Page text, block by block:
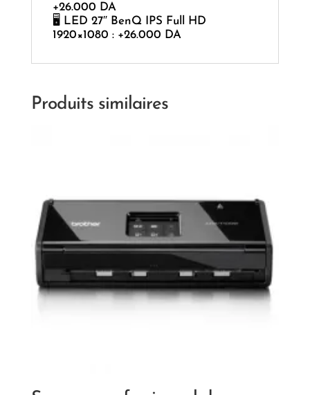
+26.000 DA
🖥️ LED 27″ BenQ IPS Full HD
1920×1080 : +26.000 DA
Produits similaires